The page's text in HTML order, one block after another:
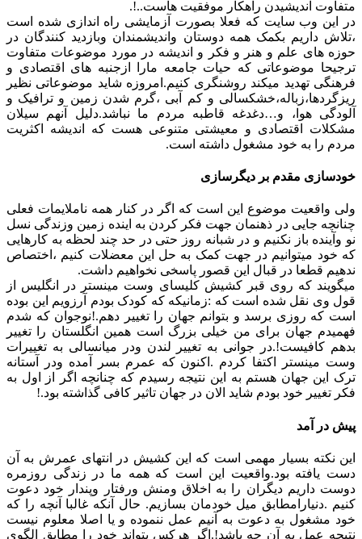
متفاوت اندیشیدن راهکار موفقیت هاست..!.
در این وب سایت که فعلا بصورت آزمایشی راه اندازی شده است
،تلاش داریم بکمک همه دوستان واندیشمندان وبازدید کنندگان در
حوزه های علم و هنر و فکر و اندیشه در مورد موضوعات متفاوت
ترجیحا موضوعاتی که حیات جامعه مارا ازجنبه های اقتصادی و
فرهنگی تهدید میکند روشنگری کنیم.امروزه شاید موضوعاتی نظیر
ریزگردها،زباله،خشکسالی و کم آبی ،گرم شدن زمین و ترافیک و
آلودگی هوا، و…دغدغه قاطبه مردم ما نباشد.دلیل آنهم سیلان
مشکلات اقتصادی و معیشتی متنوعی هست که اندیشه اکثریت
مردم را به خود مشغول داشته است.
خودسازی مقدم بر دیگرسازی
ولی واقعیت موضوع این است که اگر در کنار همه ناملایمات فعلی
چنانچه جایی در ذهنمان جهت فکر کردن به اینده زمین وزندگی نسل
نو وآینده باز نکنیم و در شبانه روز حتی در حد چند لحظه به کارهایی
که خود میتوانیم در جهت کمک به حل این معضلات کنیم ،اختصاص
ندهیم قطعا در قبال این قصور پاسخی نخواهیم داشت.
میگویند که روی قبر کشیش کلیسای وست مینستر در انگلیس از
قول وی نقل شده است که :زمانیکه که کودک بودم آرزویم این بوده
است که روزی برسد و بتوانم جهان را تغییر دهم.!نوجوان که شدم
فهمیدم جهان برای من خیلی بزرگ است همین انگلستان را تغییر
بدهم کافیست!.در جوانی به تغییر لندن ودر میانسالی به تغییرات
وست مینستر اکتفا کردم .اکنون که عمرم بسر آمده ودر آستانه
ترک این جهان هستم به این نتیجه رسیدم که چنانچه اگر از اول به
فکر تغییر خود بودم شاید الان در جهان تاثیر کافی گذاشته بود.!
پیش در آمد
این نکته بسیار مهمی است که این کشیش در انتهای عمرش به آن
دست یافته بود.واقعیت این است که همه ما در زندگی روزمره
دوست داریم دیگران را به اخلاق ومنش ورفتار وپندار خود دعوت
کنیم .دنیارامطابق میل خودمان بسازیم. حال آنکه غالبا آنچه را که
خود مشغول به دعوت به آنیم عمل ننموده و یا اصلا معلوم نیست
نتیجه عمل به آن چه باشد!.اگر هرکس بتواند خود را مطابق الگوی